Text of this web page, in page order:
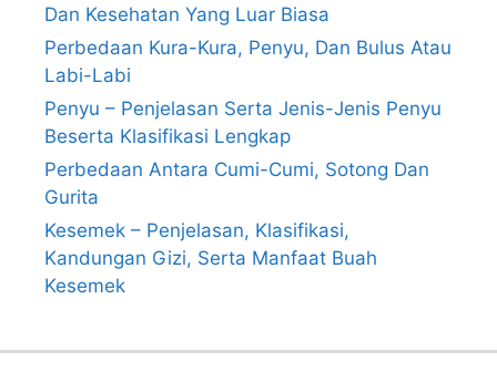
Dan Kesehatan Yang Luar Biasa
Perbedaan Kura-Kura, Penyu, Dan Bulus Atau
Labi-Labi
Penyu – Penjelasan Serta Jenis-Jenis Penyu
Beserta Klasifikasi Lengkap
Perbedaan Antara Cumi-Cumi, Sotong Dan
Gurita
Kesemek – Penjelasan, Klasifikasi,
Kandungan Gizi, Serta Manfaat Buah
Kesemek